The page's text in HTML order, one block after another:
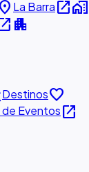
place La Barraopen_in_newhome_work
apartment
Destinosfavorite
Eventosopen_in_new